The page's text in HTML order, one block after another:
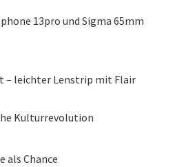
13pro und Sigma 65mm
– leichter Lenstrip mit Flair
Kulturrevolution
als Chance